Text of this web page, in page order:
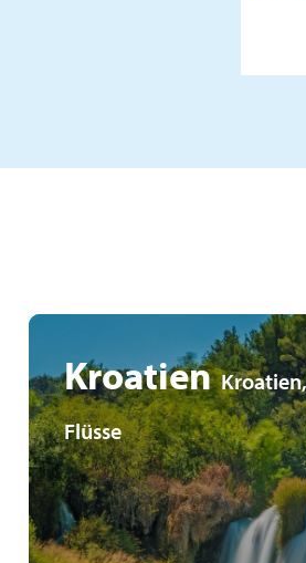
Kroatien
Flüsse